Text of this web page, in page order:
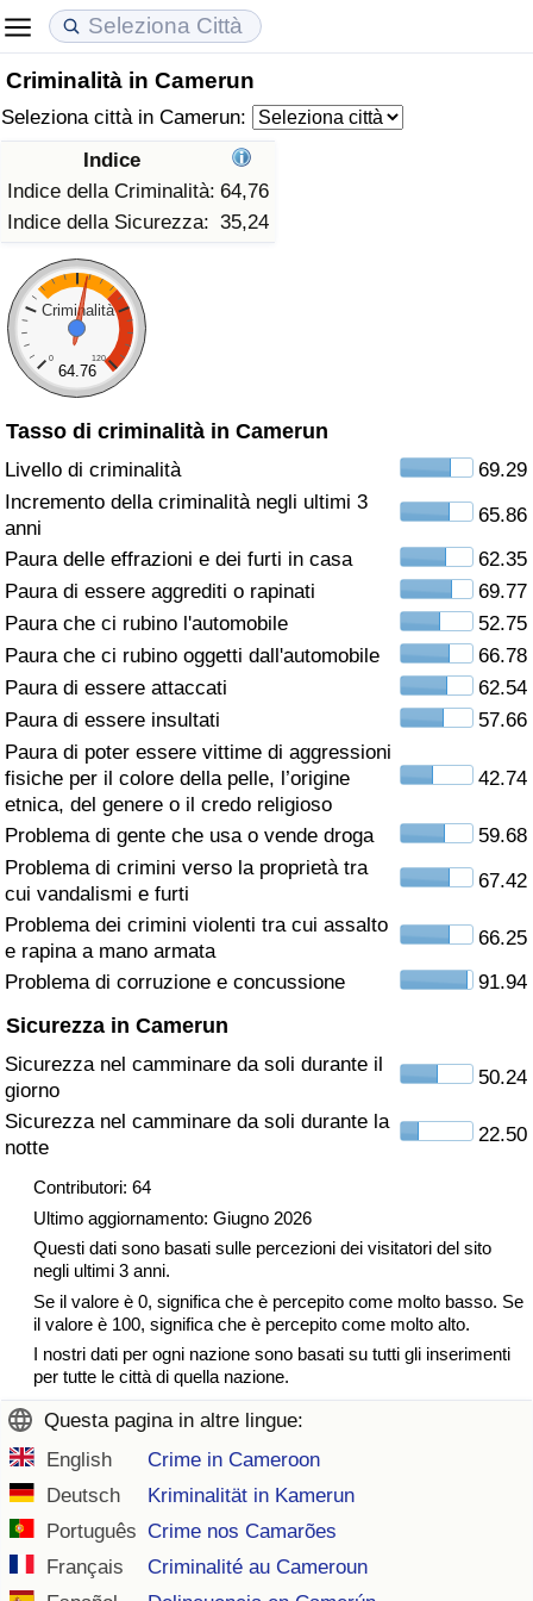
Criminalità in Camerun
Seleziona città in Camerun:
Indice
Indice della Criminalità: 64,76
Indice della Sicurezza: 35,24
Criminalità
0 120
64.76
Tasso di criminalità in Camerun
Livello di criminalità
69.29
Incremento della criminalità negli ultimi 3
anni
65.86
Paura delle effrazioni e dei furti in casa
62.35
Paura di essere aggrediti o rapinati
69.77
Paura che ci rubino l'automobile
52.75
Paura che ci rubino oggetti dall'automobile
66.78
Paura di essere attaccati
62.54
Paura di essere insultati
57.66
Paura di poter essere vittime di aggressioni
fisiche per il colore della pelle, l’origine
etnica, del genere o il credo religioso
42.74
Problema di gente che usa o vende droga
59.68
Problema di crimini verso la proprietà tra
cui vandalismi e furti
67.42
Problema dei crimini violenti tra cui assalto
e rapina a mano armata
66.25
Problema di corruzione e concussione
91.94
Sicurezza in Camerun
Sicurezza nel camminare da soli durante il
giorno
50.24
Sicurezza nel camminare da soli durante la
notte
22.50
Contributori: 64
Ultimo aggiornamento: Giugno 2026
Questi dati sono basati sulle percezioni dei visitatori del sito
negli ultimi 3 anni.
Se il valore è 0, significa che è percepito come molto basso. Se
il valore è 100, significa che è percepito come molto alto.
I nostri dati per ogni nazione sono basati su tutti gli inserimenti
per tutte le città di quella nazione.
Questa pagina in altre lingue:
English
Crime in Cameroon
Deutsch
Kriminalität in Kamerun
Português Crime nos Camarões
Français
Criminalité au Cameroun
Costo della vita
Indice Del Costo Della Vita (corrente)
Indice Del Costo Della Vita
Indice del Costo della Vita per Nazione
ad Aqaba
Prezzi degli immobili
Indice del Prezzo delle Case (Corrente)
Indice del Prezzo delle Case
Indice del Prezzo delle Case per Nazione
Qualità della Vita
Indice della Qualità della Vita
Indice della Qualità della Vita (Corrente)
Indice della qualità della vita per Paese
Criminalità
Indice del Tasso di Criminalità (Corrente)
Indice di criminalità per paese
Indice dell’Assistenza Sanitaria (Corrente)
Indice dell’Assistenza Sanitaria
Indice dell’Assistenza Sanitaria per
Nazione
Inquinamento
Indice dell’Inquinamento (Corrente)
Indice di inquinamento
Indice dell’Inquinamento per Nazione
Traffico
Indice del Traffico
Indice del traffico (Corrente)
Indice del traffico per Nazione